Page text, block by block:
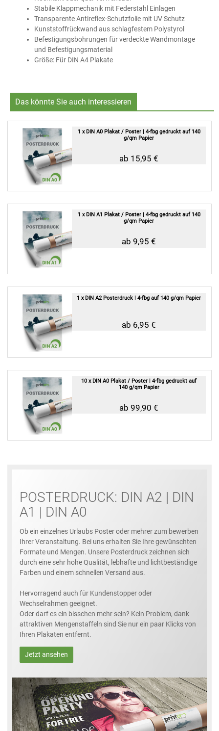
Stabile Klappmechanik mit Federstahl Einlagen
Transparente Antireflex-Schutzfolie mit UV Schutz
Kunststoffrückwand aus schlagfestem Polystyrol
Befestigungsbohrungen für verdeckte Wandmontage
und Befestigungsmaterial
Größe: Für DIN A4 Plakate
Das könnte Sie auch interessieren
1 x DIN A0 Plakat / Poster | 4-fbg gedruckt auf 140
g/qm Papier
ab 15,95 €
1 x DIN A1 Plakat / Poster | 4-fbg gedruckt auf 140
g/qm Papier
ab 9,95 €
1 x DIN A2 Posterdruck | 4-fbg auf 140 g/qm Papier
ab 6,95 €
10 x DIN A0 Plakat / Poster | 4-fbg gedruckt auf
140 g/qm Papier
ab 99,90 €
POSTERDRUCK: DIN A2 | DIN
A1 | DIN A0
Ob ein einzelnes Urlaubs Poster oder mehrer zum bewerben
Ihrer Veranstaltung. Bei uns erhalten Sie Ihre gewünschten
Formate und Mengen. Unsere Posterdruck zeichnen sich
durch eine sehr hohe Qualität, lebhafte und lichtbeständige
Farben und einem schnellen Versand aus.
Hervorragend auch für Kundenstopper oder
Wechselrahmen geeignet.
Oder darf es ein bisschen mehr sein? Kein Problem, dank
attraktiven Mengenstaffeln sind Sie nur ein paar Klicks von
Ihren Plakaten entfernt.
Jetzt ansehen